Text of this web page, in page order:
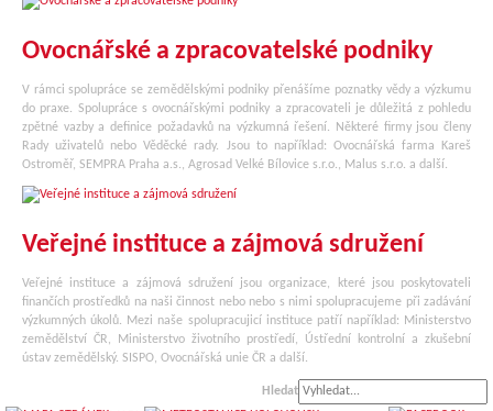
Ovocnářské a zpracovatelské podniky
V rámci spolupráce se zemědělskými podniky přenášíme poznatky vědy a výzkumu
do praxe. Spolupráce s ovocnářskými podniky a zpracovateli je důležitá z pohledu
zpětné vazby a definice požadavků na výzkumná řešení. Některé firmy jsou členy
Rady uživatelů nebo Věděcké rady. Jsou to například: Ovocnářská farma Kareš
Ostroměř, SEMPRA Praha a.s., Agrosad Velké Bílovice s.r.o., Malus s.r.o. a další.
Veřejné instituce a zájmová sdružení
Veřejné instituce a zájmová sdružení jsou organizace, které jsou poskytovateli
finančích prostředků na naši činnost nebo nebo s nimi spolupracujeme při zadávání
výzkumných úkolů. Mezi naše spolupracujicí instituce patří například: Ministerstvo
zemědělství ČR, Ministerstvo životního prostředí, Ústřední kontrolní a zkušební
ústav zemědělský. SISPO, Ovocnářská unie ČR a další.
Hledat